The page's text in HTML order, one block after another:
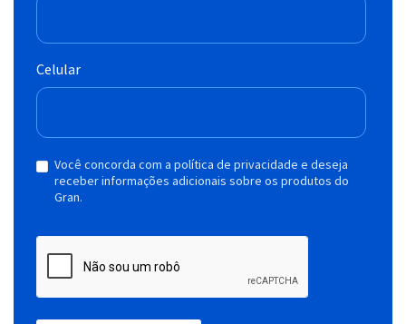
Celular
Você concorda com a política de privacidade e deseja
receber informações adicionais sobre os produtos do
Gran.